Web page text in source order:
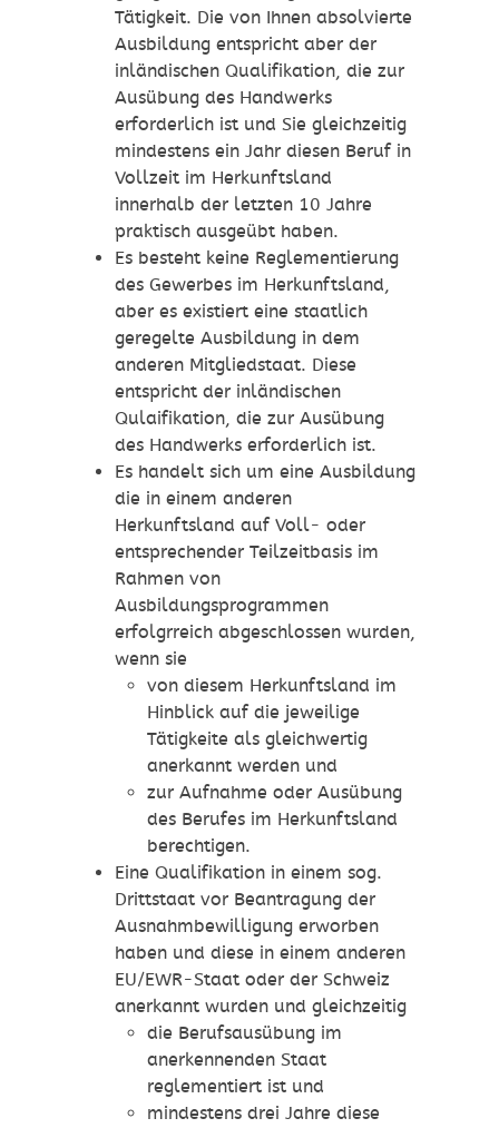
Tätigkeit. Die von Ihnen absolvierte
Ausbildung entspricht aber der
inländischen Qualifikation, die zur
Ausübung des Handwerks
erforderlich ist und Sie gleichzeitig
mindestens ein Jahr diesen Beruf in
Vollzeit im Herkunftsland
innerhalb der letzten 10 Jahre
praktisch ausgeübt haben.
Es besteht keine Reglementierung
des Gewerbes im Herkunftsland,
aber es existiert eine staatlich
geregelte Ausbildung in dem
anderen Mitgliedstaat. Diese
entspricht der inländischen
Qulaifikation, die zur Ausübung
des Handwerks erforderlich ist.
Es handelt sich um eine Ausbildung
die in einem anderen
Herkunftsland auf Voll- oder
entsprechender Teilzeitbasis im
Rahmen von
Ausbildungsprogrammen
erfolgrreich abgeschlossen wurden,
wenn sie
von diesem Herkunftsland im
Hinblick auf die jeweilige
Tätigkeite als gleichwertig
anerkannt werden und
zur Aufnahme oder Ausübung
des Berufes im Herkunftsland
berechtigen.
Eine Qualifikation in einem sog.
Drittstaat vor Beantragung der
Ausnahmbewilligung erworben
haben und diese in einem anderen
EU/EWR-Staat oder der Schweiz
anerkannt wurden und gleichzeitig
die Berufsausübung im
anerkennenden Staat
reglementiert ist und
mindestens drei Jahre diese